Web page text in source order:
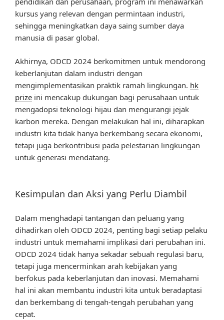
kursus yang relevan dengan permintaan industri,
sehingga meningkatkan daya saing sumber daya
manusia di pasar global.
Akhirnya, ODCD 2024 berkomitmen untuk mendorong
keberlanjutan dalam industri dengan
mengimplementasikan praktik ramah lingkungan. hk
prize ini mencakup dukungan bagi perusahaan untuk
mengadopsi teknologi hijau dan mengurangi jejak
karbon mereka. Dengan melakukan hal ini, diharapkan
industri kita tidak hanya berkembang secara ekonomi,
tetapi juga berkontribusi pada pelestarian lingkungan
untuk generasi mendatang.
Kesimpulan dan Aksi yang Perlu Diambil
Dalam menghadapi tantangan dan peluang yang
dihadirkan oleh ODCD 2024, penting bagi setiap pelaku
industri untuk memahami implikasi dari perubahan ini.
ODCD 2024 tidak hanya sekadar sebuah regulasi baru,
tetapi juga mencerminkan arah kebijakan yang
berfokus pada keberlanjutan dan inovasi. Memahami
hal ini akan membantu industri kita untuk beradaptasi
dan berkembang di tengah-tengah perubahan yang
cepat.